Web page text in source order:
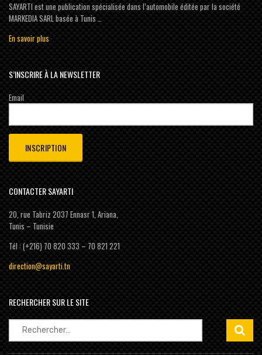
SAYARTI est une publication spécialisée dans l’automobile éditée par la société
MARKEDIA SARL basée à Tunis …
En savoir plus
S’INSCRIRE À LA NEWSLETTER
Email
CONTACTER SAYARTI
20, rue Tabriz 2037 Ennasr 1, Ariana,
Tunis – Tunisie
Tél : (+216) 70 820 333 – 70 821 221
direction@sayarti.tn
RECHERCHER SUR LE SITE
Rechercher :